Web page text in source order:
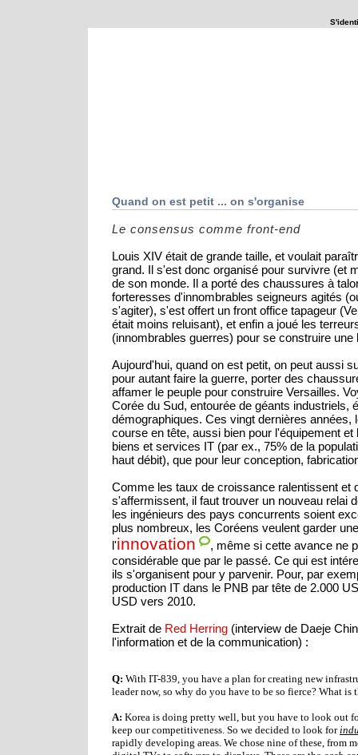
Quand on est petit ... on s'organise
Le consensus comme front-end
Louis XIV était de grande taille, et voulait
grand. Il s'est donc organisé pour survivre (et
de son monde. Il a porté des chaussures à
forteresses d'innombrables seigneurs agités
s'agiter), s'est offert un front office tapageur
était moins reluisant), et enfin a joué les
(innombrables guerres) pour se construire une
Aujourd'hui, quand on est petit, on peut aussi
pour autant faire la guerre, porter des
affamer le peuple pour construire Versailles.
Corée du Sud, entourée de géants industriels,
démographiques. Ces vingt dernières années,
course en tête, aussi bien pour l'équipement
biens et services IT (par ex., 75% de la
haut débit), que pour leur conception,
Comme les taux de croissance ralentissent et
s'affermissent, il faut trouver un nouveau relai
les ingénieurs des pays concurrents soient
plus nombreux, les Coréens veulent garder
l'innovation
, même si cette avance ne
considérable que par le passé. Ce qui est
ils s'organisent pour y parvenir. Pour, par
production IT dans le PNB par tête de 2.000
USD vers 2010.
Extrait de Red Herring (interview de Daeje
l'information et de la communication) :
Q: With IT-839, you have a plan for creating new
leader now, so why do you have to be so fierce? What is
A: Korea is doing pretty well, but you have to look out
keep our competitiveness. So we decided to look for
rapidly developing areas. We chose nine of these, from